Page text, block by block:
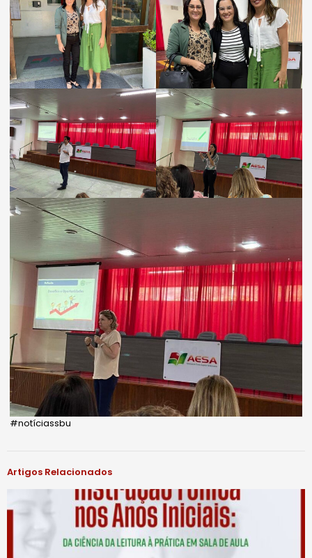
#notíciassbu
Artigos Relacionados